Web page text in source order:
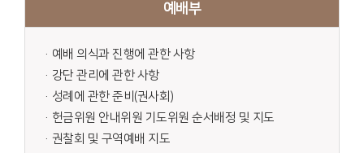
예배부
·예배 의식과 진행에 관한 사항
·강단 관리에 관한 사항
·성례에 관한 준비(권사회)
·헌금위원 안내위원 기도위원 순서배정 및 지도
·권찰회 및 구역예배 지도